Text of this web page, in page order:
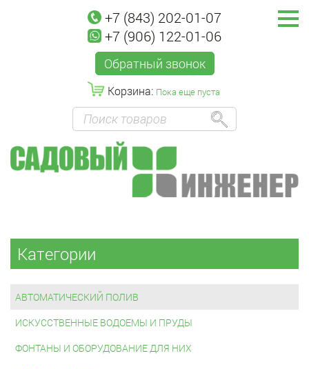
+7 (843) 202-01-07
+7 (906) 122-01-06
Обратный звонок
Корзина: Пока еще пуста
Категории
АВТОМАТИЧЕСКИЙ ПОЛИВ
ИСКУССТВЕННЫЕ ВОДОЕМЫ И ПРУДЫ
ФОНТАНЫ И ОБОРУДОВАНИЕ ДЛЯ НИХ